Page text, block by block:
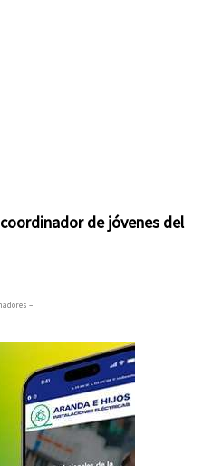
de jóvenes del
–